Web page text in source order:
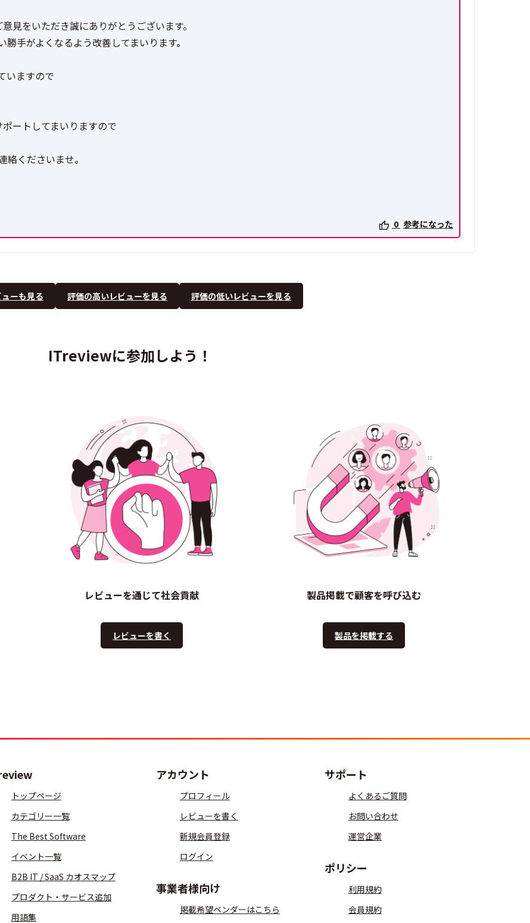
見をいただき誠にありがとうございます。
手がよくなるよう改善してまいります。
いますので
ートしてまいりますので
くださいませ。
0 参考になった
ーも見る 評価の高いレビューを見る 評価の低いレビューを見る
ITreviewに参加しよう！
レビューを通じて社会貢献
レビューを書く
製品掲載で顧客を呼び込む
製品を掲載する
トップページ
カテゴリー一覧
The Best Software
イベント一覧
B2B IT / SaaS カオスマップ
プロダクト・サービス追加
用語集
アカウント
プロフィール
レビューを書く
新規会員登録
ログイン
事業者様向け
掲載希望ベンダーはこちら
サポート
よくあるご質問
お問い合わせ
運営企業
ポリシー
利用規約
会員規約